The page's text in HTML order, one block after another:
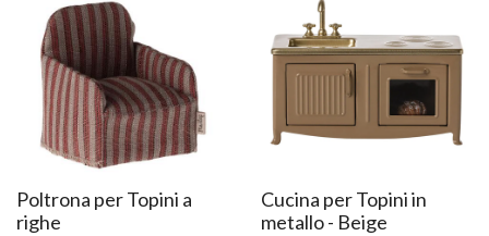
Poltrona per Topini a
righe
Cucina per Topini in
metallo - Beige